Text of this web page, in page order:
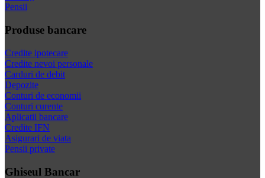
Pensii
Produse bancare
Credite ipotecare
Credite nevoi personale
Carduri de debit
Depozite
Conturi de economii
Conturi curente
Aplicatii bancare
Credite IFN
Asigurari de viata
Pensii private
Ghiseul Bancar